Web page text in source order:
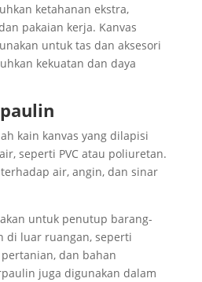
ketahanan ekstra,
pakaian kerja. Kanvas
untuk tas dan aksesori
kekuatan dan daya
kain kanvas yang dilapisi
seperti PVC atau poliuretan.
air, angin, dan sinar
untuk penutup barang-
di luar ruangan, seperti
dan bahan
juga digunakan dalam